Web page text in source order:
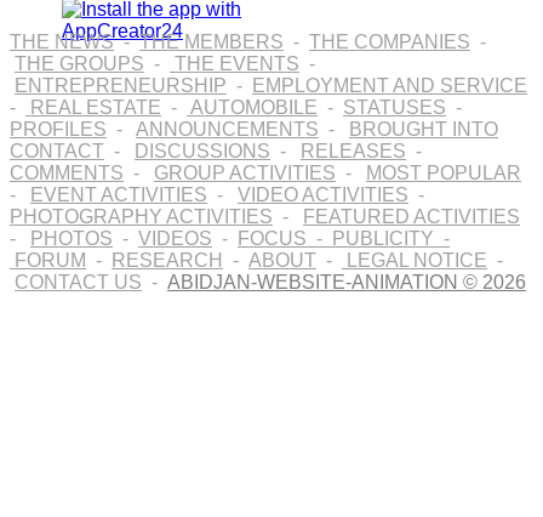
642visitors
Like Share This Invite contacts
Jul 24
Festival des arts plastiques Zarzis
THE NEWS-THE MEMBERS - THE COMPANIES -
THE GROUPS - THE EVENTS -
ENTREPRENEURSHIP -
EMPLOYMENT AND SERVICE
-
REAL ESTATE - AUTOMOBILE - STATUSES -
PROFILES - ANNOUNCEMENTS -
BROUGHT INTO
CONTACT - DISCUSSIONS - RELEASES -
COMMENTS - GROUP ACTIVITIES -
MOST POPULAR
-
EVENT ACTIVITIES - VIDEO ACTIVITIES -
PHOTOGRAPHY ACTIVITIES -
FEATURED ACTIVITIES
-
PHOTOS - VIDEOS - FOCUS - PUBLICITY -
FORUM - RESEARCH - ABOUT - LEGAL NOTICE -
CONTACT US - ABIDJAN-WEBSITE-ANIMATION © 2026